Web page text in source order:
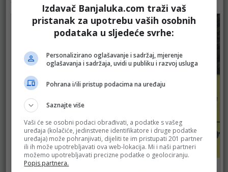
Bingo
Izdavač Banjaluka.com traži vaš
pristanak za upotrebu vaših osobnih
podataka u sljedeće svrhe:
Personalizirano oglašavanje i sadržaj, mjerenje
oglašavanja i sadržaja, uvidi u publiku i razvoj usluga
Pohrana i/ili pristup podacima na uređaju
Saznajte više
Vaši će se osobni podaci obrađivati, a podatke s vašeg
uređaja (kolačiće, jedinstvene identifikatore i druge podatke
uređaja) može pohranjivati, dijeliti te im pristupati 201 partner
ili ih može upotrebljavati ova web-lokacija. Mi i naši partneri
možemo upotrebljavati precizne podatke o geolociranju.
Popis partnera.